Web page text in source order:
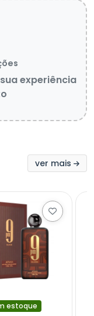
experiência
ver mais
estoque